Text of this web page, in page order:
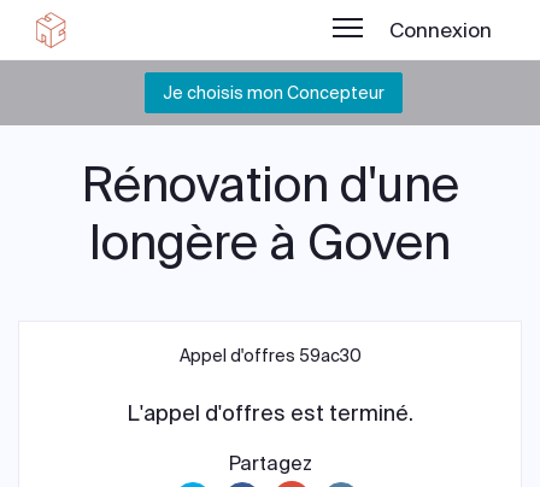
Connexion
Je choisis mon Concepteur
Rénovation d'une
longère à Goven
Appel d'offres 59ac30
L'appel d'offres est terminé.
Partagez